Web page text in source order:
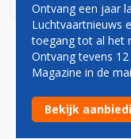
KLM
STORM
Ontvang een jaar
Luchtvaartnieuws
toegang tot al het
Ontvang tevens
Magazine in de
Bekijk